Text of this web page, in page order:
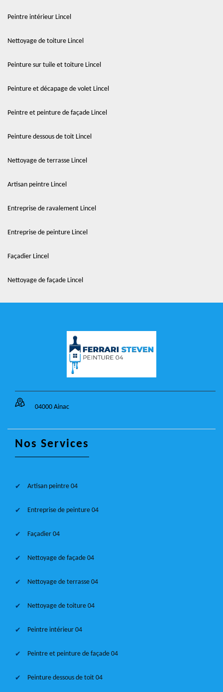
Peintre intérieur Lincel
Nettoyage de toiture Lincel
Peinture sur tuile et toiture Lincel
Peinture et décapage de volet Lincel
Peintre et peinture de façade Lincel
Peinture dessous de toit Lincel
Nettoyage de terrasse Lincel
Artisan peintre Lincel
Entreprise de ravalement Lincel
Entreprise de peinture Lincel
Façadier Lincel
Nettoyage de façade Lincel
04000 Ainac
Nos Services
Artisan peintre 04
Entreprise de peinture 04
Façadier 04
Nettoyage de façade 04
Nettoyage de terrasse 04
Nettoyage de toiture 04
Peintre intérieur 04
Peintre et peinture de façade 04
Peinture dessous de toit 04